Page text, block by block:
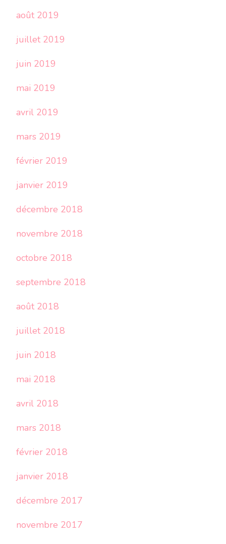
août 2019
juillet 2019
juin 2019
mai 2019
avril 2019
mars 2019
février 2019
janvier 2019
décembre 2018
novembre 2018
octobre 2018
septembre 2018
août 2018
juillet 2018
juin 2018
mai 2018
avril 2018
mars 2018
février 2018
janvier 2018
décembre 2017
novembre 2017